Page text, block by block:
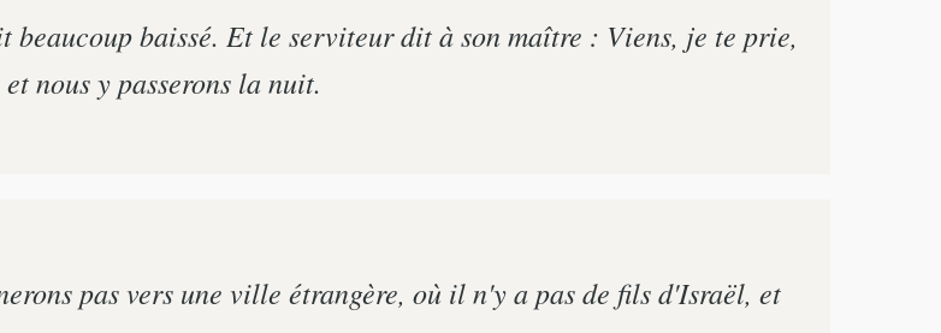
baissé. Et le serviteur dit à son maître : Viens, je te prie,
nous y passerons la nuit.
pas vers une ville étrangère, où il n'y a pas de fils d'Israël, et